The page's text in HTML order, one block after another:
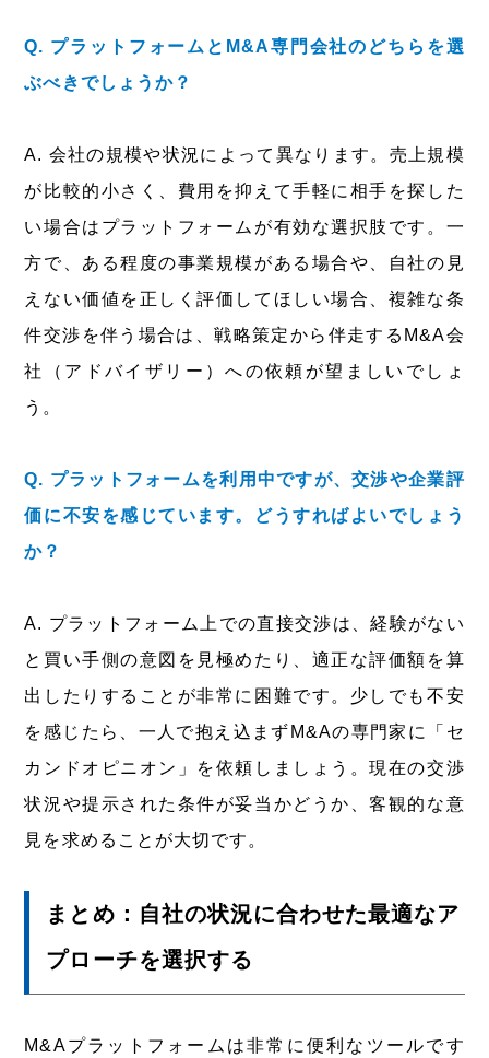
Q. プラットフォームとM&A専門会社のどちらを選
ぶべきでしょうか？
A. 会社の規模や状況によって異なります。売上規模
が比較的小さく、費用を抑えて手軽に相手を探した
い場合はプラットフォームが有効な選択肢です。一
方で、ある程度の事業規模がある場合や、自社の見
えない価値を正しく評価してほしい場合、複雑な条
件交渉を伴う場合は、戦略策定から伴走するM&A会
社（アドバイザリー）への依頼が望ましいでしょ
う。
Q. プラットフォームを利用中ですが、交渉や企業評
価に不安を感じています。どうすればよいでしょう
か？
A. プラットフォーム上での直接交渉は、経験がない
と買い手側の意図を見極めたり、適正な評価額を算
出したりすることが非常に困難です。少しでも不安
を感じたら、一人で抱え込まずM&Aの専門家に「セ
カンドオピニオン」を依頼しましょう。現在の交渉
状況や提示された条件が妥当かどうか、客観的な意
見を求めることが大切です。
まとめ：自社の状況に合わせた最適なア
プローチを選択する
M&Aプラットフォームは非常に便利なツールです